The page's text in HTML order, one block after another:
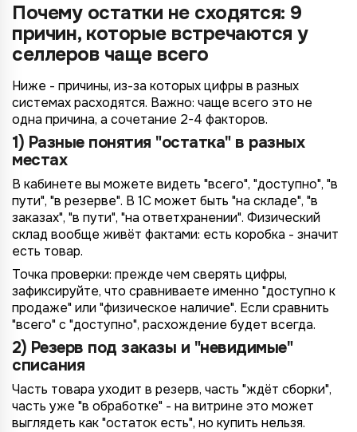
Почему остатки не сходятся: 9
причин, которые встречаются у
селлеров чаще всего
Ниже - причины, из-за которых цифры в разных
системах расходятся. Важно: чаще всего это не
одна причина, а сочетание 2-4 факторов.
1) Разные понятия "остатка" в разных
местах
В кабинете вы можете видеть "всего", "доступно", "в
пути", "в резерве". В 1С может быть "на складе", "в
заказах", "в пути", "на ответхранении". Физический
склад вообще живёт фактами: есть коробка - значит
есть товар.
Точка проверки: прежде чем сверять цифры,
зафиксируйте, что сравниваете именно "доступно к
продаже" или "физическое наличие". Если сравнить
"всего" с "доступно", расхождение будет всегда.
2) Резерв под заказы и "невидимые"
списания
Часть товара уходит в резерв, часть "ждёт сборки",
часть уже "в обработке" - на витрине это может
выглядеть как "остаток есть", но купить нельзя.